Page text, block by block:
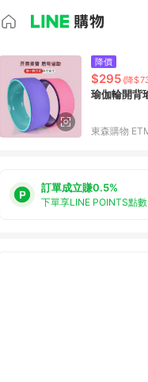
降價
$295 (降
瑜伽輪開背
東森購物
訂單成立賺0.5%
下單享LINE POINTS點數